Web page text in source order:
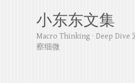
小东东文集
Macro Thinking · Deep Dive
察细微